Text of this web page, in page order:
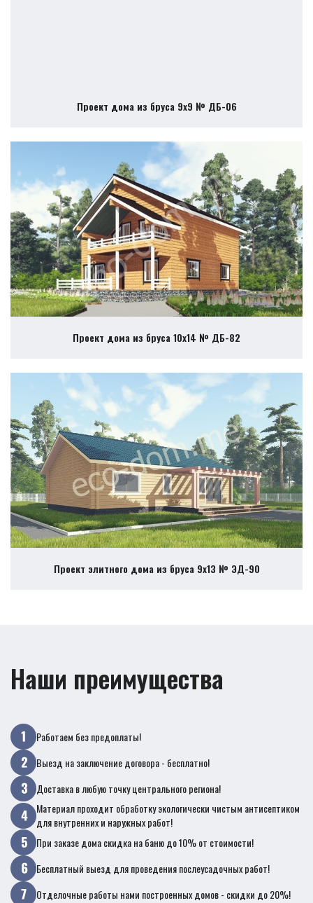
Проект дома из бруса 9х9 № ДБ-06
Проект дома из бруса 10х14 № ДБ-82
Проект элитного дома из бруса 9х13 № ЭД-90
Наши преимущества
Работаем без предоплаты!
Выезд на заключение договора - бесплатно!
Доставка в любую точку центрального региона!
Материал проходит обработку экологически чистым антисептиком
для внутренних и наружных работ!
При заказе дома скидка на баню до 10% от стоимости!
Бесплатный выезд для проведения послеусадочных работ!
Отделочные работы нами построенных домов - скидки до 20%!